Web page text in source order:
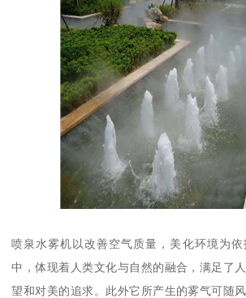
喷泉水雾机以改善空气质量，美化环境为
中，体现着人类文化与自然的融合，满足了
望和对美的追求。此外它所产生的雾气可随